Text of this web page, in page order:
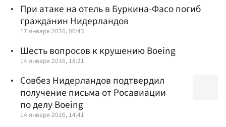
При атаке на отель в Буркина-Фасо погиб
гражданин Нидерландов
17 января 2016, 00:43
Шесть вопросов к крушению Boeing
14 января 2016, 18:21
Совбез Нидерландов подтвердил
получение письма от Росавиации
по делу Boeing
14 января 2016, 14:41